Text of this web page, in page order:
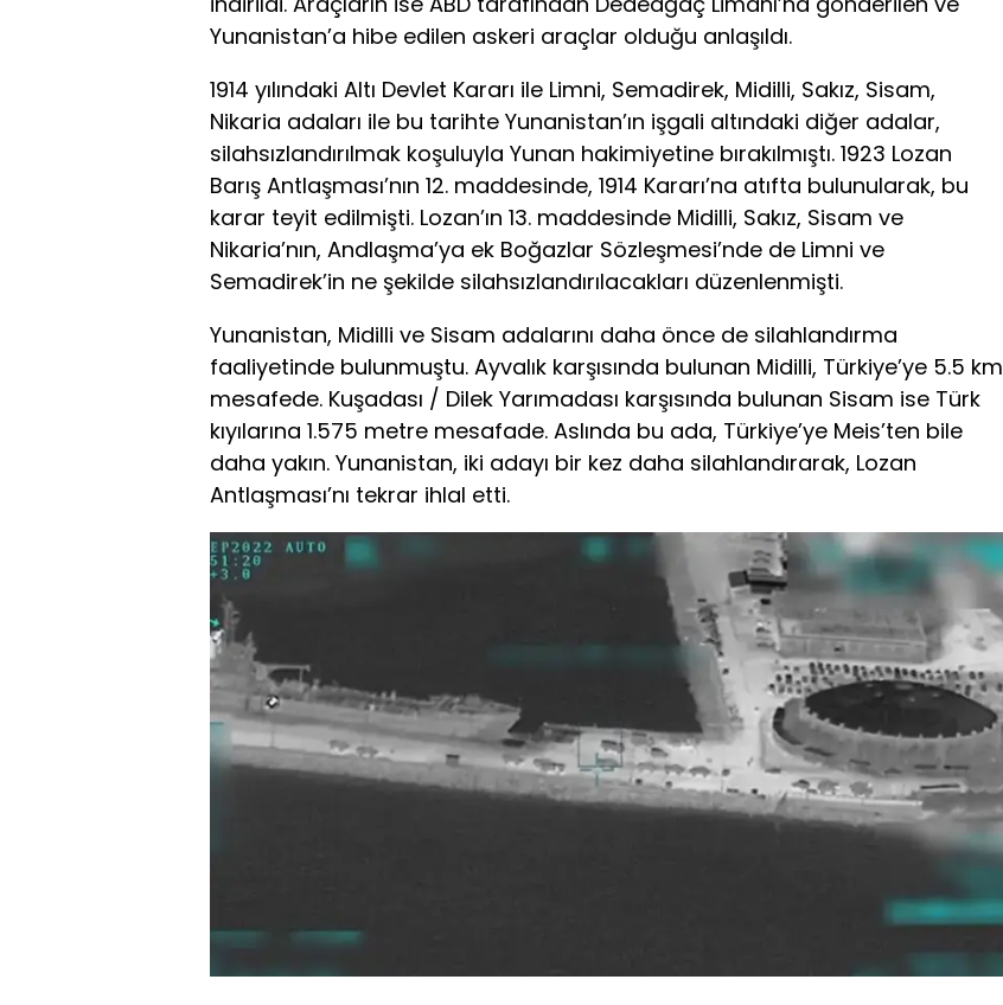
Yunanistan’a hibe edilen askeri araçlar olduğu anlaşıldı.
1914 yılındaki Altı Devlet Kararı ile Limni, Semadirek, Midilli, Sakız, Sisam,
Nikaria adaları ile bu tarihte Yunanistan’ın işgali altındaki diğer adalar,
silahsızlandırılmak koşuluyla Yunan hakimiyetine bırakılmıştı. 1923 Lozan
Barış Antlaşması’nın 12. maddesinde, 1914 Kararı’na atıfta bulunularak, bu
karar teyit edilmişti. Lozan’ın 13. maddesinde Midilli, Sakız, Sisam ve
Nikaria’nın, Andlaşma’ya ek Boğazlar Sözleşmesi’nde de Limni ve
Semadirek’in ne şekilde silahsızlandırılacakları düzenlenmişti.
Yunanistan, Midilli ve Sisam adalarını daha önce de silahlandırma
faaliyetinde bulunmuştu. Ayvalık karşısında bulunan Midilli, Türkiye’ye 5.5 km
mesafede. Kuşadası / Dilek Yarımadası karşısında bulunan Sisam ise Türk
kıyılarına 1.575 metre mesafade. Aslında bu ada, Türkiye’ye Meis’ten bile
daha yakın. Yunanistan, iki adayı bir kez daha silahlandırarak, Lozan
Antlaşması’nı tekrar ihlal etti.